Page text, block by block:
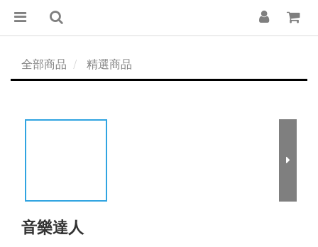
全部商品 精選商品
音樂達人